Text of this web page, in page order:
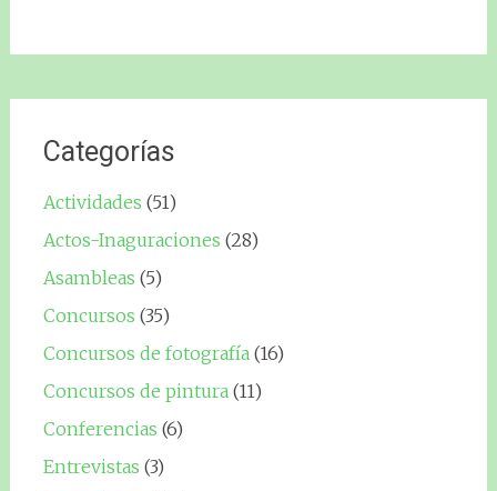
Categorías
Actividades (51)
Actos-Inaguraciones (28)
Asambleas (5)
Concursos (35)
Concursos de fotografía (16)
Concursos de pintura (11)
Conferencias (6)
Entrevistas (3)